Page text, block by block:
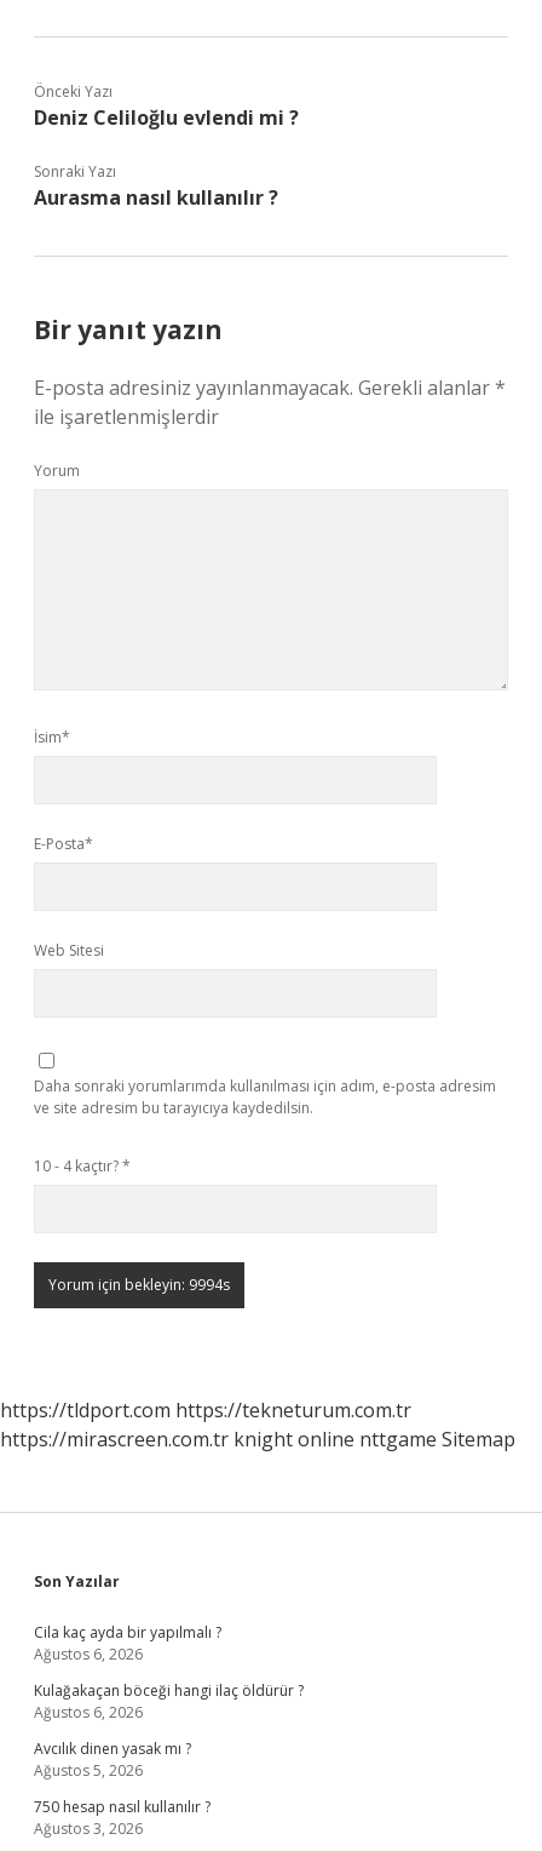
Önceki Yazı
Deniz Celiloğlu evlendi mi ?
Sonraki Yazı
Aurasma nasıl kullanılır ?
Bir yanıt yazın
E-posta adresiniz yayınlanmayacak. Gerekli alanlar*
ile işaretlenmişlerdir
Yorum
İsim*
E-Posta*
Web Sitesi
Daha sonraki yorumlarımda kullanılması için adım, e-posta adresim
ve site adresim bu tarayıcıya kaydedilsin.
10 - 4 kaçtır?*
https://tldport.com https://tekneturum.com.tr
https://mirascreen.com.tr knight online nttgame Sitemap
Sidebar
Son Yazılar
Cila kaç ayda bir yapılmalı ?
Ağustos 6, 2026
Kulağakaçan böceği hangi ilaç öldürür ?
Ağustos 6, 2026
Avcılık dinen yasak mı ?
Ağustos 5, 2026
750 hesap nasıl kullanılır ?
Ağustos 3, 2026